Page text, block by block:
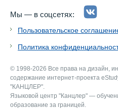
Мы — в соцсетях:
Пользовательское
Политика
© 1998-2026 Все права на дизайн,
содержание интернет-проекта
"КАНЦЛЕР".
Языковой центр "Канцлер" —
образование за границей.